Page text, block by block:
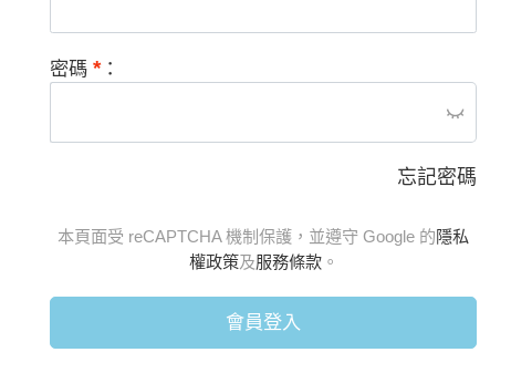
密碼*：
忘記密碼
本頁面受 reCAPTCHA 機制保護，並遵守 Google 的隱私
權政策及服務條款。
會員登入